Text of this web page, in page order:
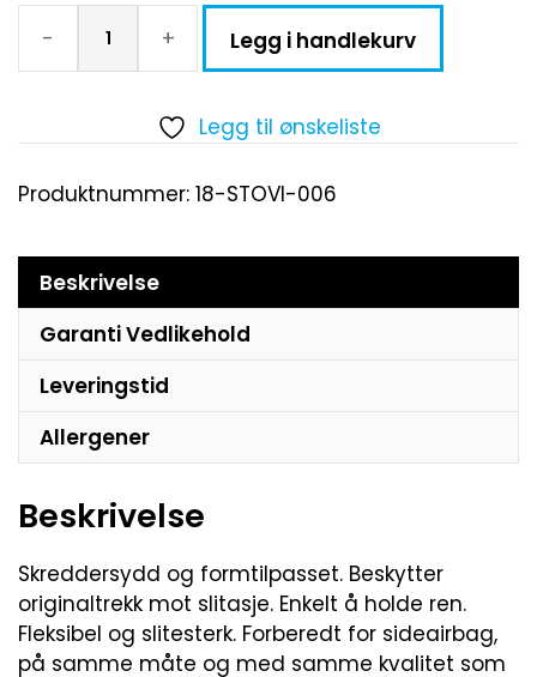
- + Legg i handlekurv
Legg til ønskeliste
Produktnummer: 18-STOVI-006
Beskrivelse
Garanti Vedlikehold
Leveringstid
Allergener
Beskrivelse
Skreddersydd og formtilpasset. Beskytter
originaltrekk mot slitasje. Enkelt å holde ren.
Fleksibel og slitesterk. Forberedt for sideairbag,
på samme måte og med samme kvalitet som